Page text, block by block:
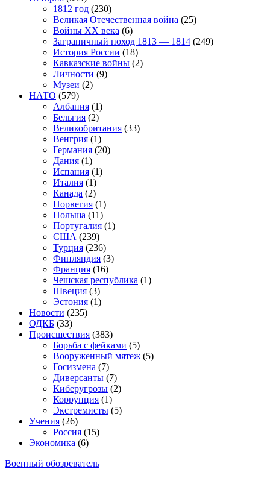
1812 год (230)
Великая Отечественная война (25)
Войны XX века (6)
Заграничный поход 1813 — 1814 (249)
История России (18)
Кавказские войны (2)
Личности (9)
Музеи (2)
НАТО (579)
Албания (1)
Бельгия (2)
Великобритания (33)
Венгрия (1)
Германия (20)
Дания (1)
Испания (1)
Италия (1)
Канада (2)
Норвегия (1)
Польша (11)
Португалия (1)
США (239)
Турция (236)
Финляндия (3)
Франция (16)
Чешская республика (1)
Швеция (3)
Эстония (1)
Новости (235)
ОДКБ (33)
Происшествия (383)
Борьба с фейками (5)
Вооруженный мятеж (5)
Госизмена (7)
Диверсанты (7)
Киберугрозы (2)
Коррупция (1)
Экстремисты (5)
Учения (26)
Россия (15)
Экономика (6)
Военный обозреватель